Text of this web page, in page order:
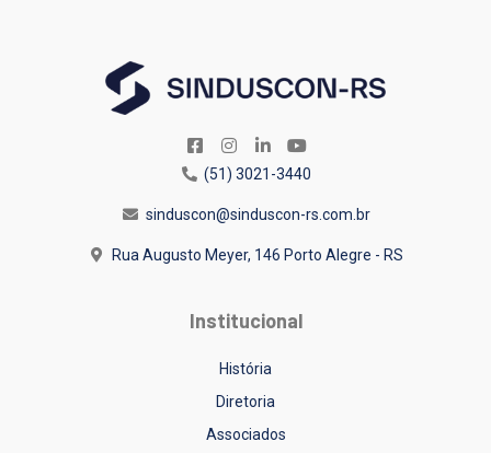
(51) 3021-3440
sinduscon@sinduscon-rs.com.br
Rua Augusto Meyer, 146 Porto Alegre - RS
Institucional
História
Diretoria
Associados